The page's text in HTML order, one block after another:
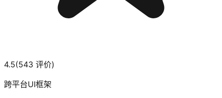
4.5(543 评价)
跨平台UI框架